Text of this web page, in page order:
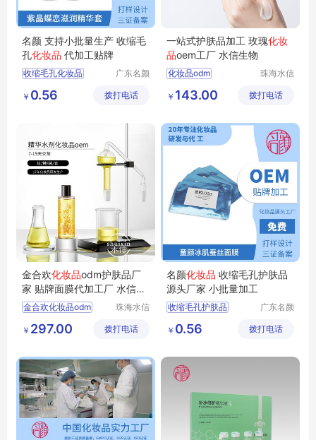
名颜 支持小批量生产 收缩毛
孔化妆品 代加工贴牌
收缩毛孔化妆品
化妆品OEM
广东名颜
限公司
￥ 0.56 拨打电话
一站式护肤品加工 玫瑰化妆
品oem工厂 水信生物
化妆品odm
化妆品研发
水信生物
珠海水信
有限公司
￥ 143.00 拨打电话
金合欢化妆品odm护肤品厂
家 贴牌面膜代加工厂 水信生
物
金合欢化妆品odm
护肤品oem
水信生物
珠海水信
有限公司
￥ 297.00 拨打电话
名颜化妆品 收缩毛孔护肤品
源头厂家 小批量加工
收缩毛孔护肤品
化妆品定制
化妆品加工
广东名颜
限公司
￥ 0.56 拨打电话